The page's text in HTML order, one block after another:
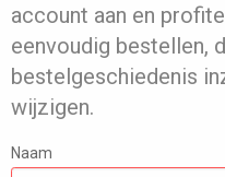
account aan en
eenvoudig bestellen,
bestelgeschiedenis
wijzigen.
Naam